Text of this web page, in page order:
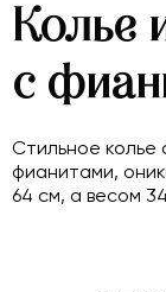
Колье
с
Стильное колье
фианитами,
64 см, а весом